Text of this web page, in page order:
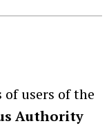
users of the
Authority